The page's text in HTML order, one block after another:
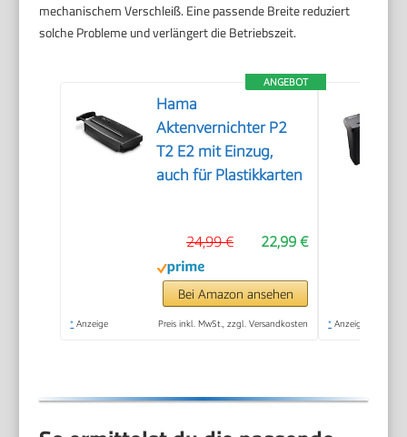
mechanischem Verschleiß. Eine passende Breite reduziert
solche Probleme und verlängert die Betriebszeit.
ANGEBOT
Hama
Aktenvernichter P2
T2 E2 mit Einzug,
auch für Plastikkarten
22,99 €
24,99 €
Bei Amazon ansehen
* Anzeige Preis inkl. MwSt., zzgl. Versandkosten * Anzeige